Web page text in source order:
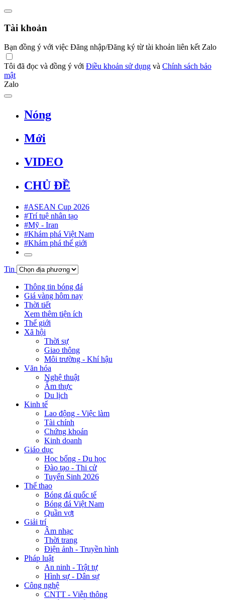
Tài khoản
Bạn đồng ý với việc Đăng nhập/Đăng ký từ tài khoản liên kết Zalo
Tôi đã đọc và đồng ý với Điều khoản sử dụng và Chính sách bảo
mật
Zalo
Nóng
Mới
VIDEO
CHỦ ĐỀ
#ASEAN Cup 2026
#Trí tuệ nhân tạo
#Mỹ - Iran
#Khám phá Việt Nam
#Khám phá thế giới
Tin
Thông tin bóng đá
Giá vàng hôm nay
Thời tiết
Xem thêm tiện ích
Thế giới
Xã hội
Thời sự
Giao thông
Môi trường - Khí hậu
Văn hóa
Nghệ thuật
Ẩm thực
Du lịch
Kinh tế
Lao động - Việc làm
Tài chính
Chứng khoán
Kinh doanh
Giáo dục
Học bổng - Du học
Đào tạo - Thi cử
Tuyển Sinh 2026
Thể thao
Bóng đá quốc tế
Bóng đá Việt Nam
Quần vợt
Giải trí
Âm nhạc
Thời trang
Điện ảnh - Truyền hình
Pháp luật
An ninh - Trật tự
Hình sự - Dân sự
Công nghệ
CNTT - Viễn thông